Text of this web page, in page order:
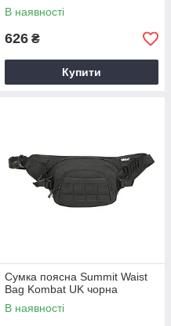
В наявності
626 ₴
Купити
Сумка поясна Summit Waist
Bag Kombat UK чорна
В наявності